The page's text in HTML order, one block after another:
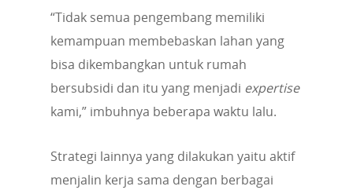
“Tidak semua pengembang memiliki
kemampuan membebaskan lahan yang
bisa dikembangkan untuk rumah
bersubsidi dan itu yang menjadi expertise
kami,” imbuhnya beberapa waktu lalu.
Strategi lainnya yang dilakukan yaitu aktif
menjalin kerja sama dengan berbagai